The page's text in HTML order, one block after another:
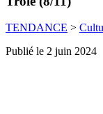
TENDANCE >
Publié le 2 juin 2024